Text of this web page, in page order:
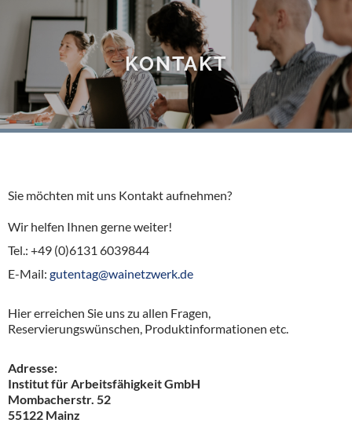
KONTAKT
Sie möchten mit uns Kontakt aufnehmen?
Wir helfen Ihnen gerne weiter!
Tel.: +49 (0)6131 6039844
E-Mail: gutentag@wainetzwerk.de
Hier erreichen Sie uns zu allen Fragen,
Reservierungswünschen, Produktinformationen etc.
Adresse:
Institut für Arbeitsfähigkeit GmbH
Mombacherstr. 52
55122 Mainz